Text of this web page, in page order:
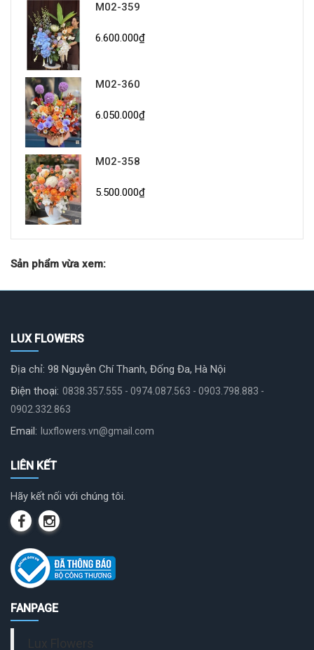
M02-359
6.600.000₫
M02-360
6.050.000₫
M02-358
5.500.000₫
Sản phẩm vừa xem:
LUX FLOWERS
Địa chỉ: 98 Nguyễn Chí Thanh, Đống Đa, Hà Nội
Điện thoại: 0838.357.555 - 0974.087.563 - 0903.798.883 -
0902.332.863
Email: luxflowers.vn@gmail.com
LIÊN KẾT
Hãy kết nối với chúng tôi.
FANPAGE
Lux Flowers